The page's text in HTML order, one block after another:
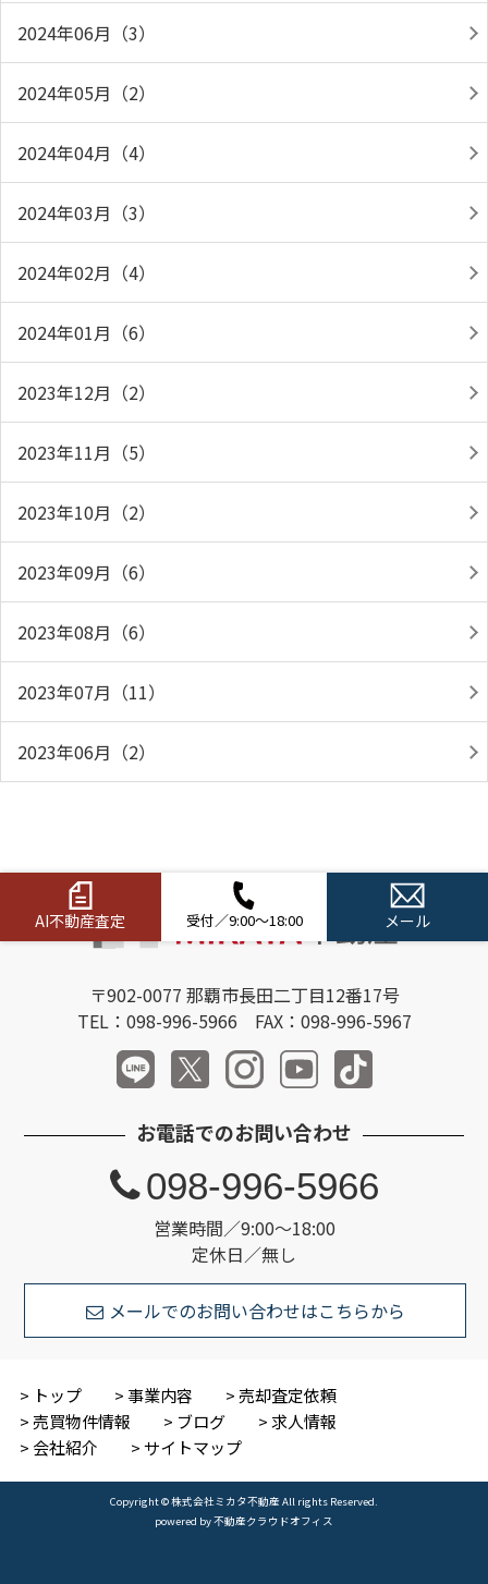
2024年06月（3）
2024年05月（2）
2024年04月（4）
2024年03月（3）
2024年02月（4）
2024年01月（6）
2023年12月（2）
2023年11月（5）
2023年10月（2）
2023年09月（6）
2023年08月（6）
2023年07月（11）
2023年06月（2）
AI不動産査定 受付／9:00～18:00 メール
〒902-0077 那覇市長田二丁目12番17号
TEL：098-996-5966 FAX：098-996-5967
お電話でのお問い合わせ
営業時間／9:00～18:00
定休日／無し
098-996-5966
メールでのお問い合わせはこちらから
トップ 事業内容
売却査定依頼
売買物件情報
ブログ
求人情報
会社紹介
サイトマップ
Copyright © 株式会社ミカタ不動産 All rights Reserved.
powered by 不動産クラウドオフィス